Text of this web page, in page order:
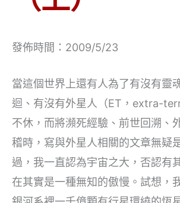
發佈時間：2009/5/23
當這個世界上還有人為了有沒有靈
迴、有沒有外星人（ET，extra-
不休，而將瀕死經驗、前世回溯、
稽時，寫與外星人相關的文章無疑
過，我一直認為宇宙之大，否認有
在其實是一種無知的傲慢。試想，